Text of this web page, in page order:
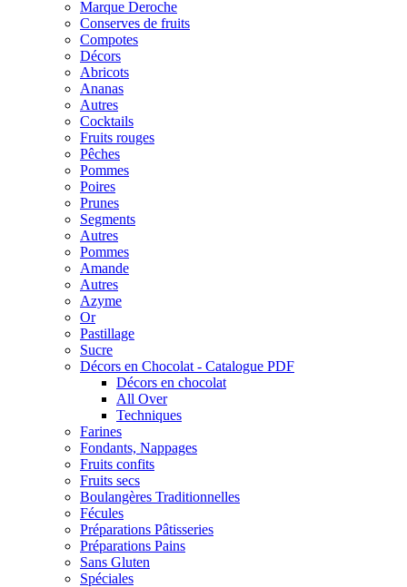
Marque Deroche
Conserves de fruits
Compotes
Décors
Abricots
Ananas
Autres
Cocktails
Fruits rouges
Pêches
Pommes
Poires
Prunes
Segments
Autres
Pommes
Amande
Autres
Azyme
Or
Pastillage
Sucre
Décors en Chocolat - Catalogue PDF
Décors en chocolat
All Over
Techniques
Farines
Fondants, Nappages
Fruits confits
Fruits secs
Boulangères Traditionnelles
Fécules
Préparations Pâtisseries
Préparations Pains
Sans Gluten
Spéciales